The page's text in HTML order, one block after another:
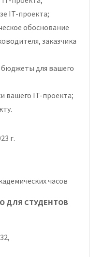
IT-проекта;
обоснование
заказчика
бюджеты для вашего
вашего IT-проекта;
г.
часов
ДЛЯ СТУДЕНТОВ